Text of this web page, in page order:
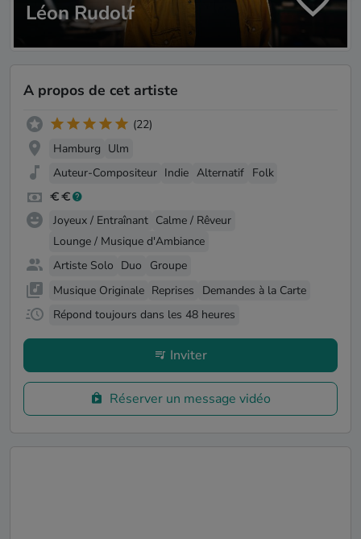
Léon Rudolf
A propos de cet artiste
(22)
Hamburg Ulm
Auteur-Compositeur Indie Alternatif Folk
Joyeux / Entraînant Calme / Rêveur
Lounge / Musique d'Ambiance
Artiste Solo Duo
Groupe
Musique Originale Reprises
Demandes à la Carte
Répond toujours dans les 48 heures
Inviter
Réserver un message vidéo